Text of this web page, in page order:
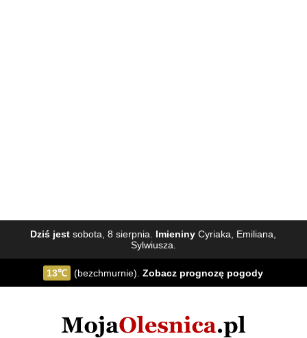
Dziś jest sobota, 8 sierpnia. Imieniny Cyriaka, Emiliana,
Sylwiusza.
13℃ (bezchmurnie).Zobacz prognozę pogody